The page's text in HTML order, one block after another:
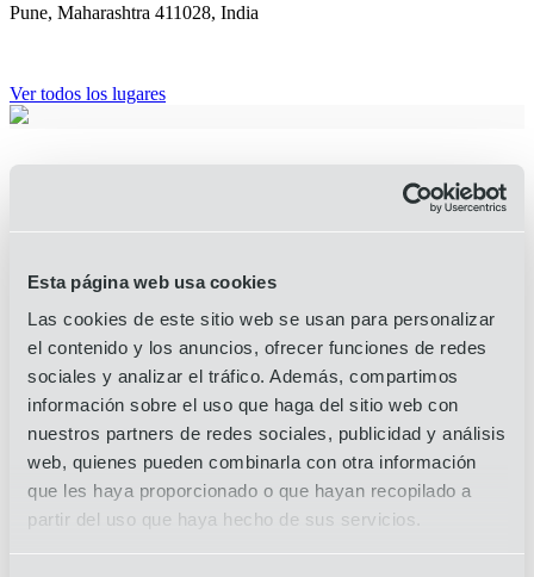
Esta página web usa cookies
Las cookies de este sitio web se usan para personalizar
el contenido y los anuncios, ofrecer funciones de redes
sociales y analizar el tráfico. Además, compartimos
información sobre el uso que haga del sitio web con
nuestros partners de redes sociales, publicidad y análisis
web, quienes pueden combinarla con otra información
que les haya proporcionado o que hayan recopilado a
partir del uso que haya hecho de sus servicios.
Pune, Maharashtra 411028, India
Ver todos los lugares
Contenidos relacionados
Todos los artículos
OIA Global refuerza su presencia en la India
con una oficina en Nueva Delhi
8 de agosto de 2025